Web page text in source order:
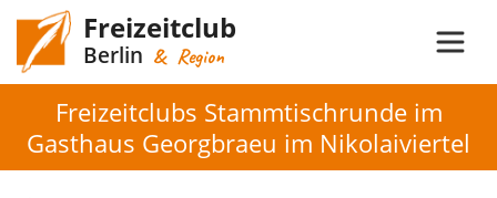
Freizeitclub
Berlin & Region
Freizeitclubs Stammtischrunde im
Gasthaus Georgbraeu im Nikolaiviertel